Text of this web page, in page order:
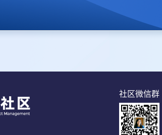
社区微信群